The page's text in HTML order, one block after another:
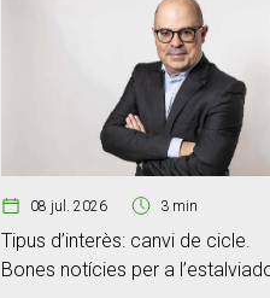
08 jul. 2026 3 min
Tipus d’interès: canvi de cicle.
Bones notícies per a